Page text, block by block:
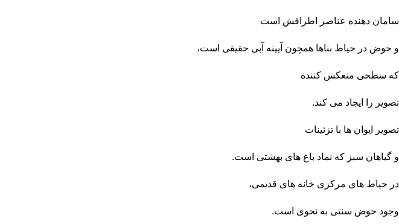
سامان دهنده عناصر اطرافش است
و حوض در حیاط بناها همچون آیینه آبی حقیقی است،
که سطحی منعکس کننده
تصویر را ایجاد می کند.
تصویر ایوان ها با تزئینات
و گیاهان سبز که نماد باغ های بهشتی است.
در حیاط های مرکزی خانه های قدیمی،
وجود حوض سنتی به نحوی است.